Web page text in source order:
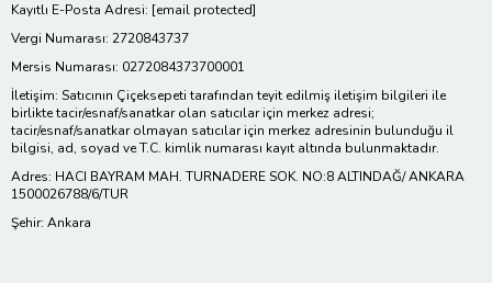
Kayıtlı E-Posta Adresi: [email protected]
Vergi Numarası: 2720843737
Mersis Numarası: 0272084373700001
İletişim: Satıcının Çiçeksepeti tarafından teyit edilmiş iletişim bilgileri ile
birlikte tacir/esnaf/sanatkar olan satıcılar için merkez adresi;
tacir/esnaf/sanatkar olmayan satıcılar için merkez adresinin bulunduğu il
bilgisi, ad, soyad ve T.C. kimlik numarası kayıt altında bulunmaktadır.
Adres: HACI BAYRAM MAH. TURNADERE SOK. NO:8 ALTINDAĞ/ ANKARA
1500026788/6/TUR
Şehir: Ankara